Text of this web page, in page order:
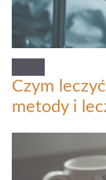
Czym
metody i